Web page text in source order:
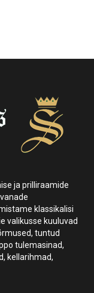
ja prilliraamide
klassikalisi
valikusse kuuluvad
tuntud
tulemasinad,
kellarihmad,